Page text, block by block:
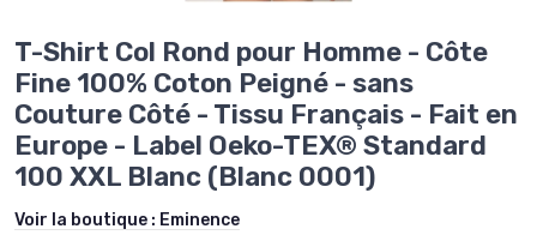
T-Shirt Col Rond pour Homme - Côte
Fine 100% Coton Peigné - sans
Couture Côté - Tissu Français - Fait en
Europe - Label Oeko-TEX® Standard
100 XXL Blanc (Blanc 0001)
Voir la boutique : Eminence